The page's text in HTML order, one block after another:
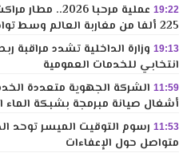
19:22
عملية مرحبا
225 ألفا من مغاربة العالم وسط تواصل التدفقات نحو المملكة
19:13 وزارة الداخلية تشدد مراقبة
انتخابي للخدمات العمومية
11:59 الشركة الجهوية متعددة
أشغال صيانة مبرمجة بشبكة
11:53 رسوم التوقيت الميسر توحد
متواصل حول الإعفاءات